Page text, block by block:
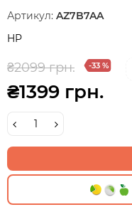
Артикул: AZ7B7AA
HP
₴2099 грн. -33 %
₴1399 грн.